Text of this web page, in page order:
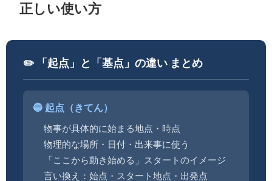
正しい使い方
✏️ 「起点」と「基点」の違い まとめ
🔵 起点（きてん）
物事が具体的に始まる地点・時点
物理的な場所・日付・出来事に使う
「ここから動き始める」スタートのイメージ
言い換え：始点・スタート地点・出発点